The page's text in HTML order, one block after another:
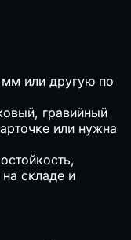
или другую по
гравийный
или нужна
складе и